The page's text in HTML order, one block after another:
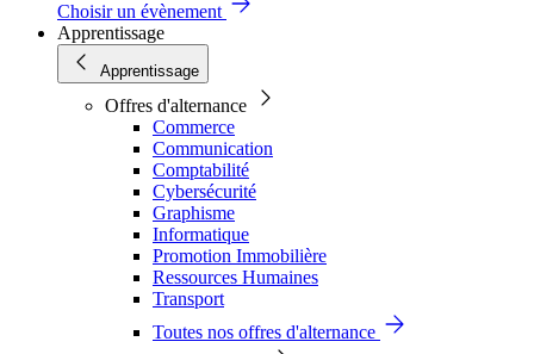
Choisir un évènement
Apprentissage
Apprentissage
Offres d'alternance
Commerce
Communication
Comptabilité
Cybersécurité
Graphisme
Informatique
Promotion Immobilière
Ressources Humaines
Transport
Toutes nos offres d'alternance